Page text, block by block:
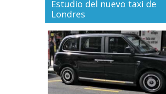
Estudio del nuevo taxi de
Londres